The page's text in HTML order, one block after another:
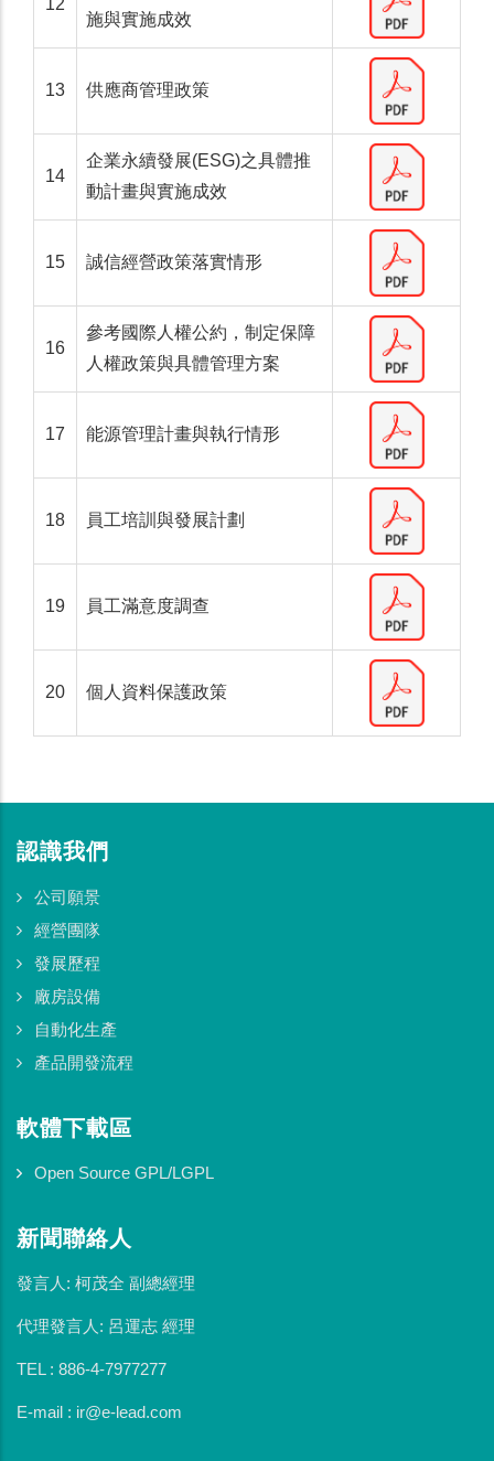
12
施與實施成效
13 供應商管理政策
14
企業永續發展(ESG)之具體推
動計畫與實施成效
15 誠信經營政策落實情形
16
參考國際人權公約，制定保障
人權政策與具體管理方案
17 能源管理計畫與執行情形
18 員工培訓與發展計劃
19 員工滿意度調查
20 個人資料保護政策
認識我們
公司願景
經營團隊
發展歷程
廠房設備
自動化生產
產品開發流程
軟體下載區
Open Source GPL/LGPL
新聞聯絡人
發言人: 柯茂全 副總經理
代理發言人: 呂運志 經理
TEL : 886-4-7977277
E-mail : ir@e-lead.com